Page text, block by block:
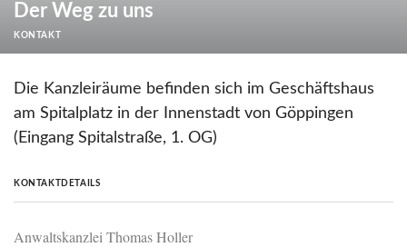
Der Weg zu uns
KONTAKT
Die Kanzleiräume befinden sich im Geschäftshaus
am Spitalplatz in der Innenstadt von Göppingen
(Eingang Spitalstraße, 1. OG)
KONTAKTDETAILS
Anwaltskanzlei Thomas Holler